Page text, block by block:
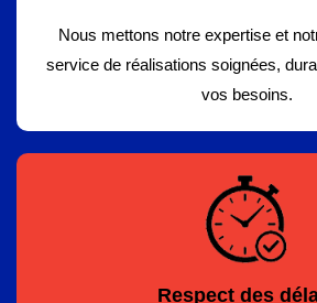
Nous mettons notre expertise et
service de réalisations soignées,
vos besoins.
Respect des